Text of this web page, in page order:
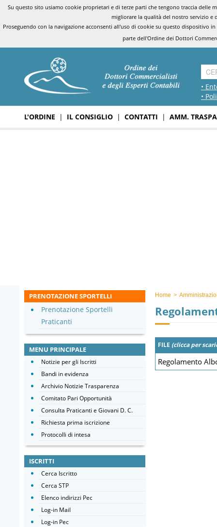
Su questo sito usiamo cookie proprietari e di terze parti che tengono traccia
migliorare la qualità del nostro servizio e
Proseguendo con la navigazione acconsenti all'uso di cookie su questo dispositivo
parte dell'Ordine dei Dottori
•
•
L'ORDINE | IL CONSIGLIO | CONTATTI | AMM.
Home >
FILE (clicca per
Regolamento
PRENOTAZIONE SPORTELLI
Prenotazione Sportelli
Praticanti
MENU PRINCIPALE
Notizie per gli Iscritti
Bandi in evidenza
Archivio Notizie Trasparenza
Comitato Pari Opportunità
Consulta Praticanti e Giovani D. C.
Richiesta prima iscrizione
Protocolli di intesa
ISCRITTI
Cerca Iscritto
Cerca STP
Elenco indirizzi Pec
Log-in Mail
Log-in Pec